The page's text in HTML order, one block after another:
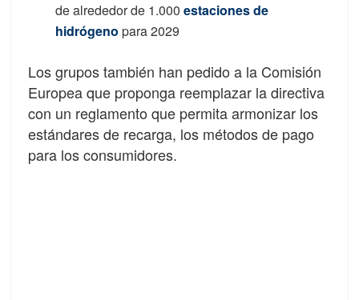
de alrededor de 1.000estaciones de
hidrógeno para 2029
Los grupos también han pedido a la Comisión
Europea que proponga reemplazar la directiva
con un reglamento que permita armonizar los
estándares de recarga, los métodos de pago
para los consumidores.